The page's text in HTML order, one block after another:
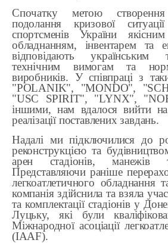
Спочатку метою
подолання кризової
спортсменів України
обладнанням, інвентарем та
відповідають
технічним вимогам та
виробників. У співпраці з
"POLANIK", "MONDO",
"USC SPIRIT", "LYNX",
іншими, нам вдалося вийти
реалізації поставлених завдань.
Надалі ми підключилися до
реконструкцією та
арен стадіонів, манежів
Представляючи раніше
легкоатлетичного обладнання
компанія здійснила та взяла
та комплектації стадіонів у
Луцьку, які були
Міжнародної асоціації
(IAAF).